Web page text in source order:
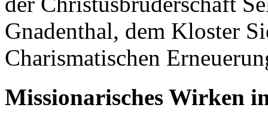
Gnadenthal, dem Kloster
Charismatischen
Missionarisches Wirken